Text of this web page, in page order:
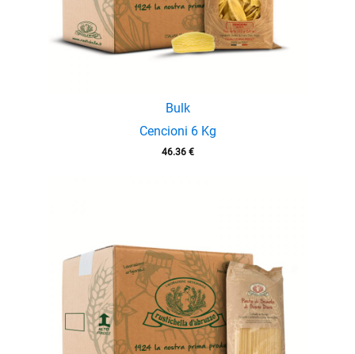
Bulk
Cencioni 6 Kg
46.36 €